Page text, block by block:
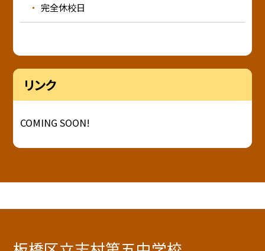
完全休校日
リンク
COMING SOON!